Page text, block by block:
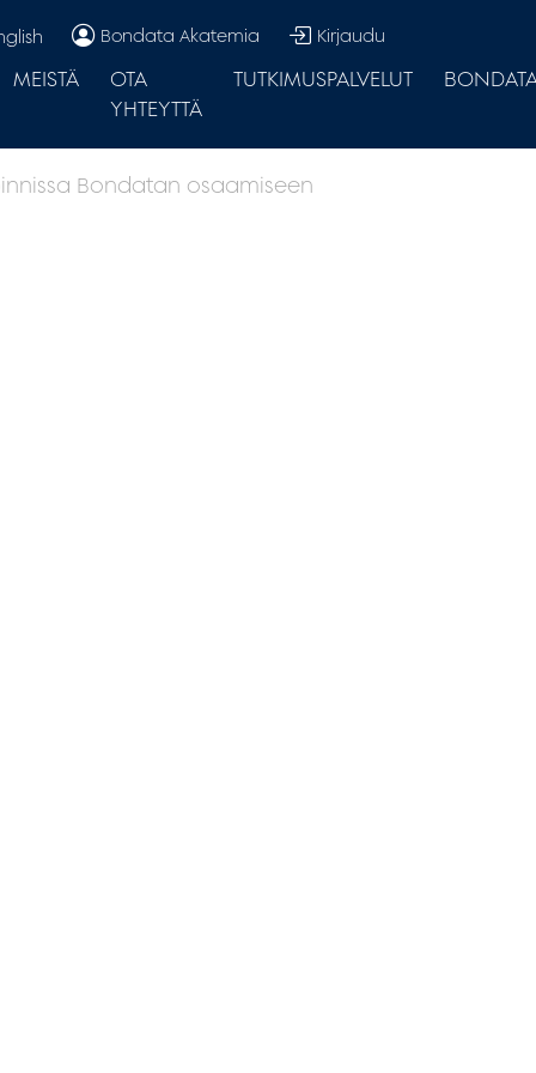
MEISTÄ
OTA
YHTEYTTÄ
TUTKIMUSPALVELUT
Bondata Akatemia Kirjaudu
Bondatan osaamiseen